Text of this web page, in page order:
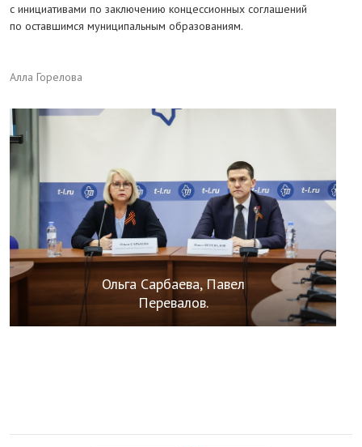
с инициативами по заключению концессионных соглашений
по оставшимся муниципальным образованиям.
Алла Горелова
Ольга Сарбаева, Павел
Перевалов.